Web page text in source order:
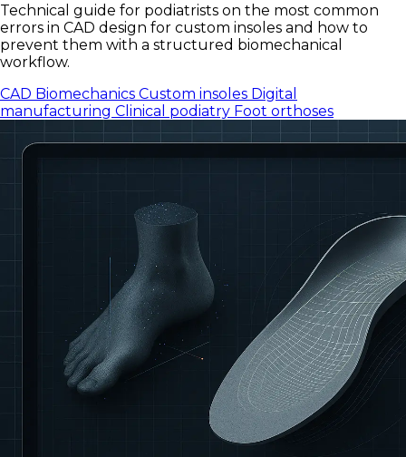
Technical guide for podiatrists on the most common
errors in CAD design for custom insoles and how to
prevent them with a structured biomechanical
workflow.
CAD Biomechanics Custom insoles Digital
manufacturing Clinical podiatry Foot orthoses